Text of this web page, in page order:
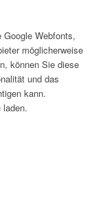
Google Webfonts,
möglicherweise
können Sie diese
und das
kann.
laden.